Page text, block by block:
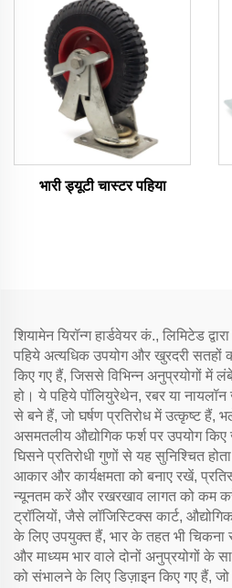
भारी ड्यूटी चास्टर पहिया
शियामेन यिरॉन्ग हार्डवेयर कं., लिमिटेड
पहिये अत्यधिक उपयोग और खुरदरी सतहों
किए गए हैं, जिससे विभिन्न अनुप्रयोगों में
हो। ये पहिये पॉलियुरेथेन, रबर या नायलॉन
से बने हैं, जो घर्षण प्रतिरोध में उत्कृष्ट हैं,
असमतलीय औद्योगिक फर्श पर उपयोग
घिसने प्रतिरोधी गुणों से यह सुनिश्चित
आकार और कार्यक्षमता को बनाए रखें,
न्यूनतम करें और रखरखाव लागत को कम
ट्रॉलियों, जैसे लॉजिस्टिक्स कार्ट,
के लिए उपयुक्त हैं, भार के तहत भी चिकना
और माध्यम भार वाले दोनों अनुप्रयोगों के
को संभालने के लिए डिज़ाइन किए गए हैं, जो